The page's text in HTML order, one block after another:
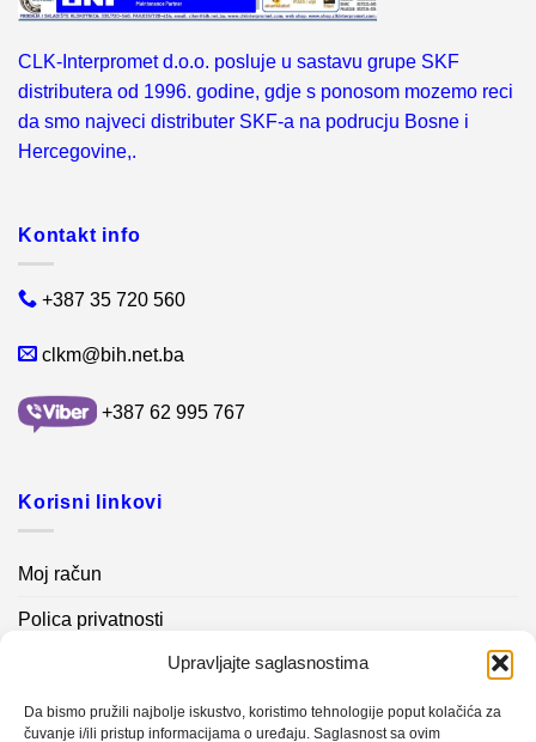
Upravljajte saglasnostima
Da bismo pružili najbolje iskustvo, koristimo tehnologije poput kolačića za
čuvanje i/ili pristup informacijama o uređaju. Saglasnost sa ovim
CLK-Interpromet d.o.o. posluje u sastavu grupe SKF
distributera od 1996. godine, gdje s ponosom mozemo reci
da smo najveci distributer SKF-a na podrucju Bosne i
Hercegovine,.
Kontakt info
+387 35 720 560
clkm@bih.net.ba
+387 62 995 767
Korisni linkovi
Moj račun
Polica privatnosti
Kontakt info